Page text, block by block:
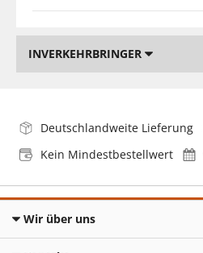
INVERKEHRBRINGER
Deutschlandweite Lieferung
Kein Mindestbestellwert
Wir über uns